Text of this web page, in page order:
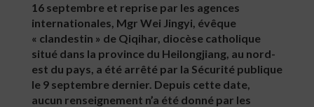
16 septembre et reprise par les agences
internationales, Mgr Wei Jingyi, évêque
« clandestin » de Qiqihar, diocèse catholique
situé dans la province du Heilongjiang, au nord-
est du pays, a été arrêté par la Sécurité publique
le 9 septembre dernier. Depuis cette date,
aucun renseignement n’a été donné par les